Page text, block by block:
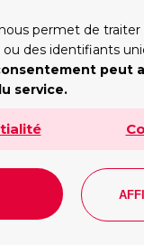
- 19h. Samedi:
fermé
CONTACT
permet de
des identifiants
peut
service.